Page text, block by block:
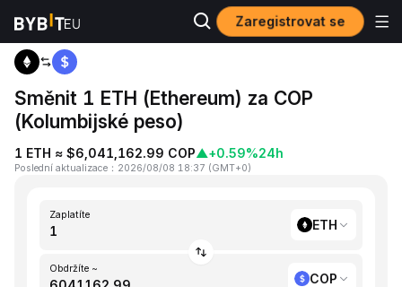
Zaregistrovat se
Domů ETH to COP
Směnit 1 ETH (Ethereum) za COP
(Kolumbijské peso)
1 ETH ≈ $6,041,162.99 COP▲+0.59%24h
Poslední aktualizace ： 2026/08/08 18:37 (GMT+0)
Zaplatíte
ETH
Obdržíte ~
COP